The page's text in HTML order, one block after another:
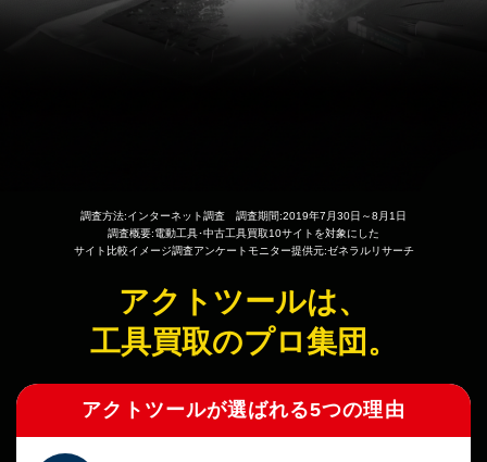
調査方法:インターネット調査 調査期間:2019年7月30日～8月1日
調査概要:電動工具･中古工具買取10サイトを対象にした
サイト比較イメージ調査アンケートモニター提供元:ゼネラルリサーチ
アクトツールは、
工具買取のプロ集団。
アクトツールが選ばれる5つの理由